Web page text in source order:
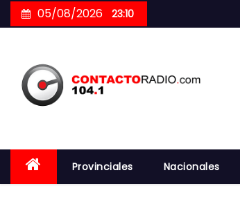
to
05/08/2026 23:10
Provinciales Nacionales